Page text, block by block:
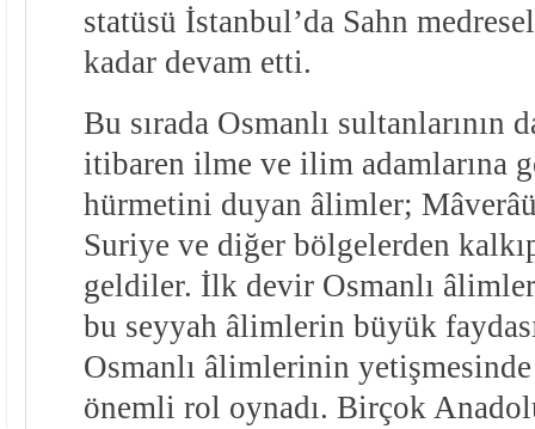
statüsü İstanbul’da Sahn
kadar devam etti.
Bu sırada Osmanlı sultanlarının
itibaren ilme ve ilim adamlarına
hürmetini duyan âlimler;
Suriye ve diğer bölgelerden
geldiler. İlk devir Osmanlı
bu seyyah âlimlerin büyük
Osmanlı âlimlerinin
önemli rol oynadı. Birçok